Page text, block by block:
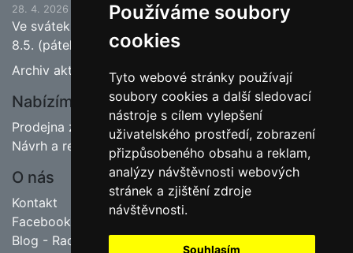
Používáme soubory
cookies
Tyto webové stránky používají
soubory cookies a další sledovací
nástroje s cílem vylepšení
uživatelského prostředí, zobrazení
přizpůsobeného obsahu a reklam,
analýzy návštěvnosti webových
stránek a zjištění zdroje
návštěvnosti.
Souhlasím
28. 4. 2026
Ve svátek 1.5. (pátek) bude naše prodejna zavřena a
8.5. (pátek) bude otevřeno.
Archiv aktualit
Nabízíme
Prodejna zahradnictví
Návrh a realizace zahrad
O nás
Kontakt
Facebook
Blog - Rady pro zahrádkáře